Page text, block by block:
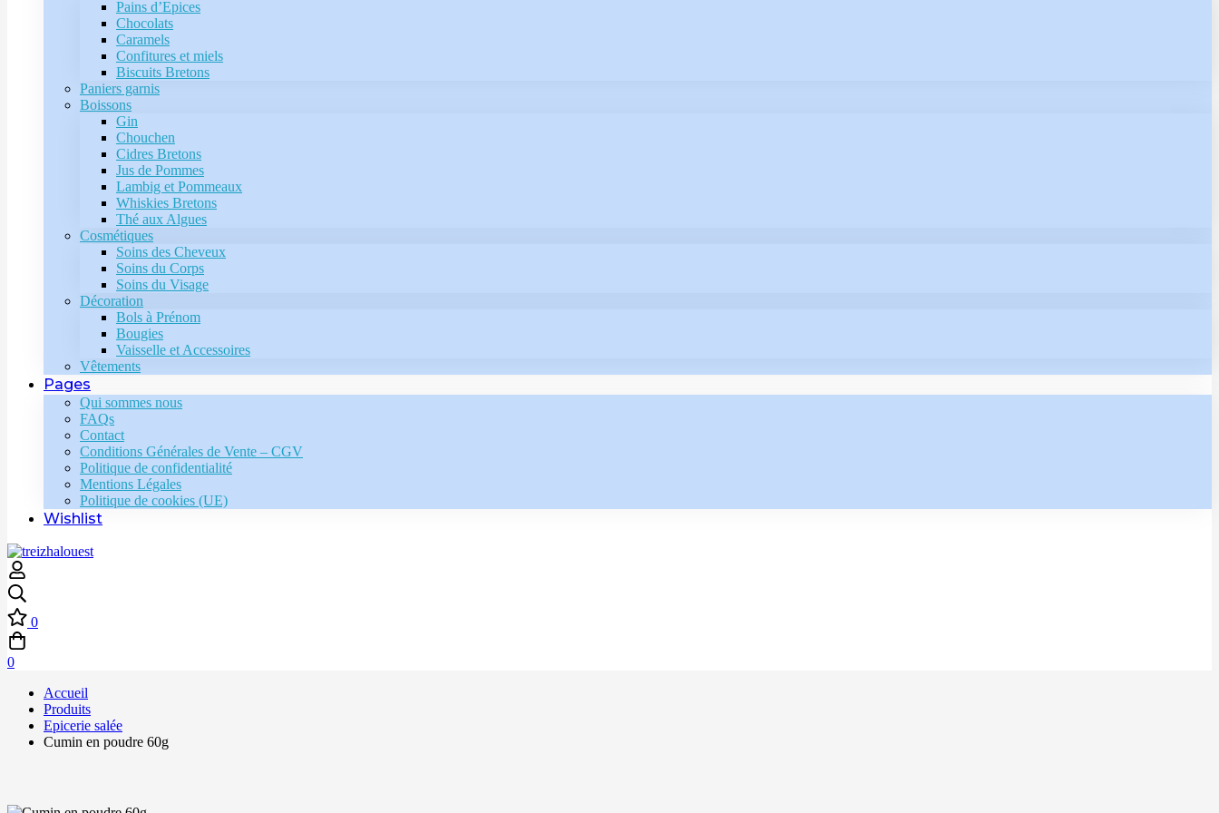
Pains d’Epices
Chocolats
Caramels
Confitures et miels
Biscuits Bretons
Paniers garnis
Boissons
Gin
Chouchen
Cidres Bretons
Jus de Pommes
Lambig et Pommeaux
Whiskies Bretons
Thé aux Algues
Cosmétiques
Soins des Cheveux
Soins du Corps
Soins du Visage
Décoration
Bols à Prénom
Bougies
Vaisselle et Accessoires
Vêtements
Pages
Qui sommes nous
FAQs
Contact
Conditions Générales de Vente – CGV
Politique de confidentialité
Mentions Légales
Politique de cookies (UE)
Wishlist
0
0
Accueil
Produits
Epicerie salée
Cumin en poudre 60g